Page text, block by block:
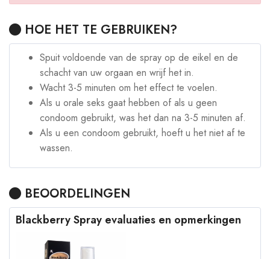
HOE HET TE GEBRUIKEN?
Spuit voldoende van de spray op de eikel en de
schacht van uw orgaan en wrijf het in.
Wacht 3-5 minuten om het effect te voelen.
Als u orale seks gaat hebben of als u geen
condoom gebruikt, was het dan na 3-5 minuten af.
Als u een condoom gebruikt, hoeft u het niet af te
wassen.
BEOORDELINGEN
Blackberry Spray evaluaties en opmerkingen